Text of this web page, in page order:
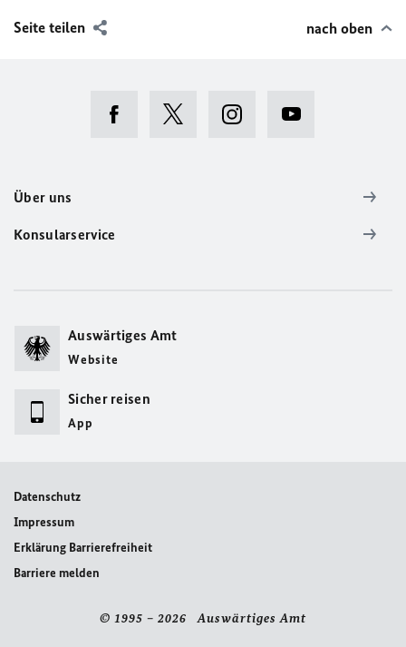
Seite teilen nach oben
Über uns
Konsularservice
Auswärtiges Amt
Website
Sicher reisen
App
Datenschutz
Impressum
Erklärung Barrierefreiheit
Barriere melden
© 1995 – 2026 Auswärtiges Amt